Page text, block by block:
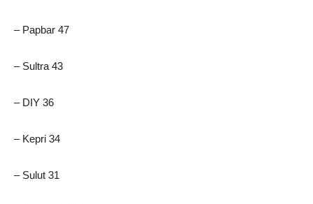
– Papbar 47
– Sultra 43
– DIY 36
– Kepri 34
– Sulut 31